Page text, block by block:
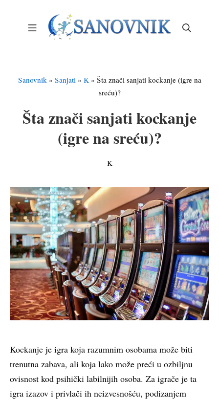
Mobile Menu
Sanovnik» Sanjati» K» Šta znači sanjati kockanje (igre na
sreću)?
Šta znači sanjati kockanje
(igre na sreću)?
K
Kockanje je igra koja razumnim osobama može biti
trenutna zabava, ali koja lako može preći u ozbiljnu
ovisnost kod psihički labilnijih osoba. Za igrače je ta
igra izazov i privlači ih neizvesnošću, podizanjem